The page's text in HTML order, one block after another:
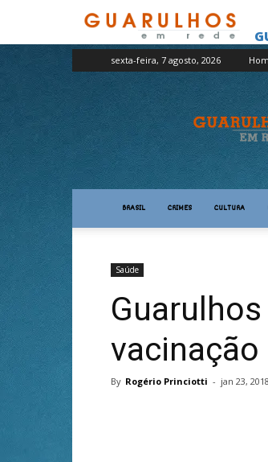
sexta-feira, 7 agosto, 2026
Guarulhos
em
Rede
BRASIL CRIMES CULTURA
Saúde
vacinação
By Rogério Princiotti - jan 23, 2018